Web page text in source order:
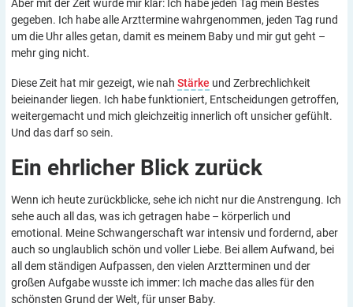
Aber mit der Zeit wurde mir klar: Ich habe jeden Tag mein Bestes
gegeben. Ich habe alle Arzttermine wahrgenommen, jeden Tag rund
um die Uhr alles getan, damit es meinem Baby und mir gut geht –
mehr ging nicht.
Diese Zeit hat mir gezeigt, wie nah Stärke und Zerbrechlichkeit
beieinander liegen. Ich habe funktioniert, Entscheidungen getroffen,
weitergemacht und mich gleichzeitig innerlich oft unsicher gefühlt.
Und das darf so sein.
Ein ehrlicher Blick zurück
Wenn ich heute zurückblicke, sehe ich nicht nur die Anstrengung. Ich
sehe auch all das, was ich getragen habe – körperlich und
emotional. Meine Schwangerschaft war intensiv und fordernd, aber
auch so unglaublich schön und voller Liebe. Bei allem Aufwand, bei
all dem ständigen Aufpassen, den vielen Arztterminen und der
großen Aufgabe wusste ich immer: Ich mache das alles für den
schönsten Grund der Welt, für unser Baby.